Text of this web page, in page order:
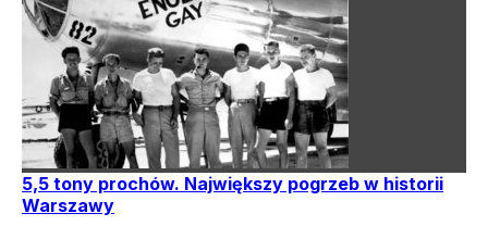
5,5 tony prochów. Największy pogrzeb w historii
Warszawy